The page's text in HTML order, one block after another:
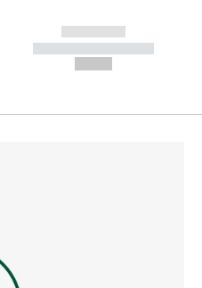
------------
----------- -----------